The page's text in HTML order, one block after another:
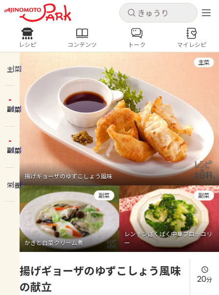
キャンセル
ログインするとレシピを保存できます
ログイン
ホーム
コンテンツ
レシピ
トーク
よくあるお問い合わせ
お買い物
AJINOMOTO PARK とは
キャンセル
レシピ コンテンツ
人気の食材・レシピ
なす トマト
とうもろこし
ピーマン
みょうが ゴーヤ
レシピ コンテンツ トーク マイレシピ
主菜
副菜
副菜
栄養
揚げギョーザのゆずこしょう風味
主菜
かきと白菜クリーム煮
副菜
レンチンぱくぱく中華ブロッコリ
ー
副菜
揚げギョーザのゆずこしょう風味
の献立
20分